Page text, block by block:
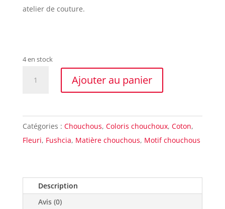
atelier de couture.
4 en stock
coton
fleuri
fuchsia
Ajouter au panier
Catégories : Chouchous, Coloris chouchoux, Coton,
Fleuri, Fushcia, Matière chouchous, Motif chouchous
Description
Avis (0)